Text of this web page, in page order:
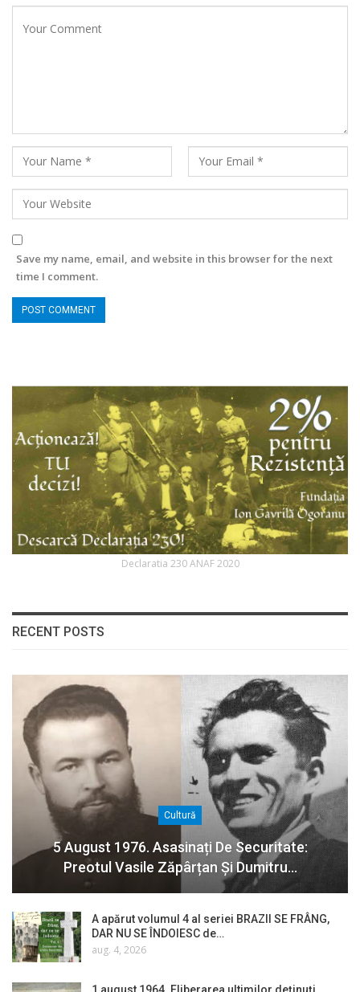
Save my name, email, and website in this browser for the next
time I comment.
Declaratia 230 ANAF 2020
RECENT POSTS
Cultură
5 August 1976. Asasinați De Securitate:
Preotul Vasile Zăpârțan Și Dumitru…
A apărut volumul 4 al seriei BRAZII SE FRÂNG,
DAR NU SE ÎNDOIESC de…
aug. 4, 2026